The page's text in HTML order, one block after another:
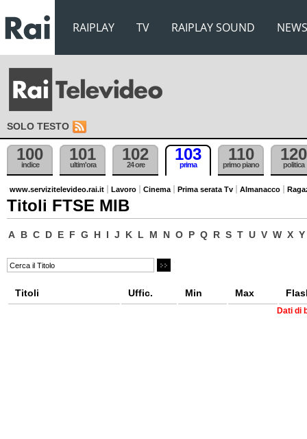
RAIPLAY TV RAIPLAY SOUND NEWS
SOLO TESTO
100
indice
101
ultim'ora
102
24 ore
103
prima
110
primo piano
120
politica
www.servizitelevideo.rai.it Lavoro Cinema Prima serata Tv Almanacco
Titoli FTSE MIB
A B C D E F G H I J K L M N O P Q R S T U V W X Y
Titoli Uffic. Min Max
Dati di